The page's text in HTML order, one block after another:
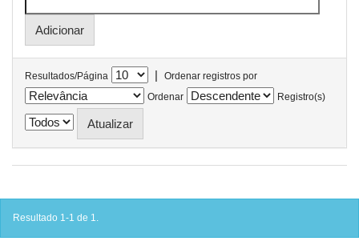
Resultados/Página |
Ordenar registros por
Ordenar
Registro(s)
Resultado 1-1 de 1.